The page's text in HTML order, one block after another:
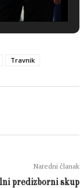
Travnik
Naredni članak
predizborni skup